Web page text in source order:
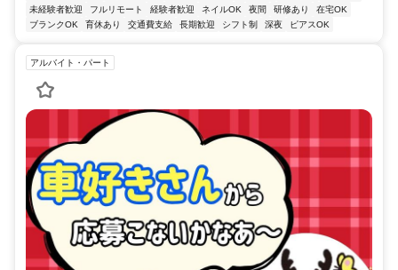
未経験者歓迎
フルリモート 経験者歓迎 ネイルOK 夜間 研修あり
在宅OK
ブランクOK
育休あり 交通費支給 長期歓迎 シフト制 深夜 ピアスOK
アルバイト・パート